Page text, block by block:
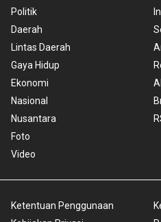
Politik
Daerah
Lintas Daerah
Gaya Hidup
Ekonomi
Nasional
Nusantara
Foto
Video
Ketentuan Penggunaan